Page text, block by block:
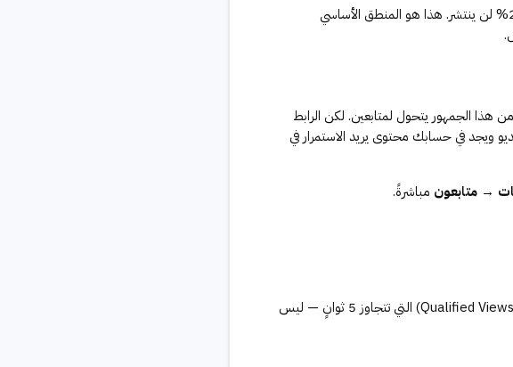
فيديو بصفر لايكات ونسبة إكمال 90% سينتشر. فيديو بـ 500 لايك ونسبة إكمال 20% لن ينتشر. هذا هو المنطق الأساسي
الجمهور يتحول لمتابعين. لكن الرابط
ويجد في حسابك محتوى يريد الاستمرار في
→ متابعون مباشرةً.
يعتمد على المشاهدات المؤهلة (Qualified Views) التي تتجاوز 5 ثوانٍ — ليس